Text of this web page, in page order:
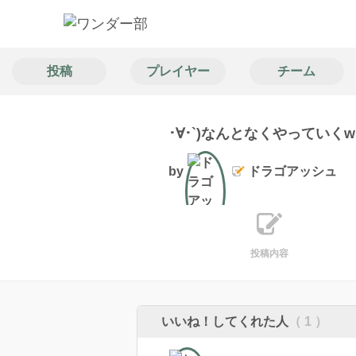
投稿 プレイヤー チーム
･∀･`)なんとなくやっていく
by ドラゴアッシュ
投稿内容
いいね！してくれた人 （ 1 ）